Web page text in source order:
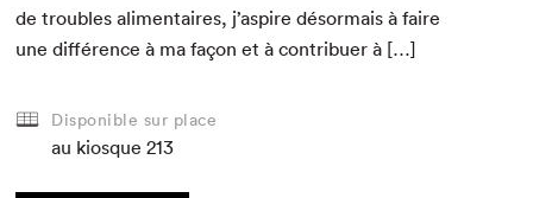
de trou­bles ali­men­taires, j’aspire désor­mais à faire
une dif­férence à ma façon et à con­tribuer à […]
Disponible sur place
au kiosque 213